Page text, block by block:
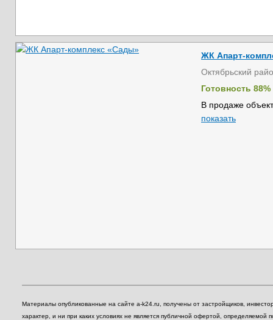
ЖК Апарт-
Октябрьский
Готовность 88%
В продаже
показать
Материалы опубликованные на сайте a-k24.ru, получены от застройщиков,
характер, и ни при каких условиях не является публичной офертой,